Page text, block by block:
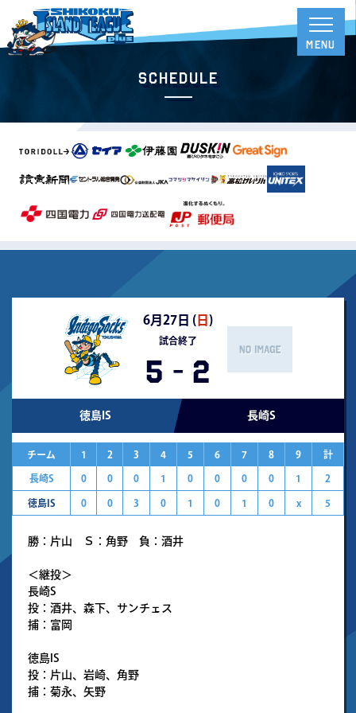
Schedule
6月27日 ( 日 )
試合終了
5 - 2
徳島IS 長崎S
チーム 1 2 3 4 5 6 7 8 9 計
長崎S 0 0 0 1 0 0 0 0 1 2
徳島IS 0 0 3 0 1 0 1 0 x 5
勝：片山 Ｓ：角野 負：酒井
＜継投＞
長崎S
投：酒井、森下、サンチェス
捕：富岡
徳島IS
投：片山、岩崎、角野
捕：菊永、矢野